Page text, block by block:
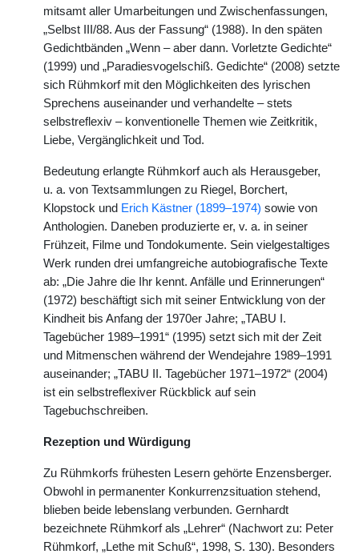
mitsamt aller Umarbeitungen und Zwischenfassungen,
„Selbst III/88. Aus der Fassung“ (1988). In den späten
Gedichtbänden „Wenn – aber dann. Vorletzte Gedichte“
(1999) und „Paradiesvogelschiß. Gedichte“ (2008) setzte
sich Rühmkorf mit den Möglichkeiten des lyrischen
Sprechens auseinander und verhandelte – stets
selbstreflexiv – konventionelle Themen wie Zeitkritik,
Liebe, Vergänglichkeit und Tod.
Bedeutung erlangte Rühmkorf auch als Herausgeber,
u. a. von Textsammlungen zu Riegel, Borchert,
Klopstock und Erich Kästner (1899–1974) sowie von
Anthologien. Daneben produzierte er, v. a. in seiner
Frühzeit, Filme und Tondokumente. Sein vielgestaltiges
Werk runden drei umfangreiche autobiografische Texte
ab: „Die Jahre die Ihr kennt. Anfälle und Erinnerungen“
(1972) beschäftigt sich mit seiner Entwicklung von der
Kindheit bis Anfang der 1970er Jahre; „TABU I.
Tagebücher 1989–1991“ (1995) setzt sich mit der Zeit
und Mitmenschen während der Wendejahre 1989–1991
auseinander; „TABU II. Tagebücher 1971–1972“ (2004)
ist ein selbstreflexiver Rückblick auf sein
Tagebuchschreiben.
Rezeption und Würdigung
Zu Rühmkorfs frühesten Lesern gehörte Enzensberger.
Obwohl in permanenter Konkurrenzsituation stehend,
blieben beide lebenslang verbunden. Gernhardt
bezeichnete Rühmkorf als „Lehrer“ (Nachwort zu: Peter
Rühmkorf, „Lethe mit Schuß“, 1998, S. 130). Besonders